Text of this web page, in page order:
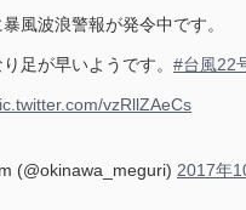
風波浪警報が発令中です。
足が早いようです。 #台風22
vzRllZAeCs
(@okinawa_meguri) 2017年